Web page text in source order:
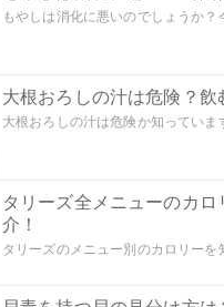
もやしは消化に悪いのでしょうか
大根おろしの汁は危険？
大根おろしの汁は危険か知ってい
タリーズ全メニューのカ
介！
タリーズのメニュー別のカロリー